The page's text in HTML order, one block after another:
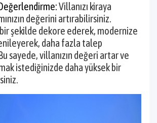
Değerlendirme:Villanızı kiraya
değerini artırabilirsiniz.
şekilde dekore ederek, modernize
daha fazla talep
sayede, villanızın değeri artar ve
istediğinizde daha yüksek bir